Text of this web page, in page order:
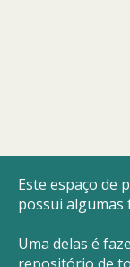
Este espaço de
possui algumas
Uma delas é